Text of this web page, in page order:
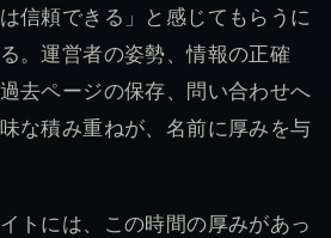
信頼できる」と感じてもらうに
。運営者の姿勢、情報の正確
去ページの保存、問い合わせへ
な積み重ねが、名前に厚みを与
トには、この時間の厚みがあっ